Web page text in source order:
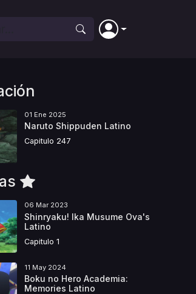
01 Ene 2025
Naruto Shippuden Latino
Capitulo 247
06 Mar 2023
Shinryaku! Ika Musume Ova's
Latino
Capitulo 1
11 May 2024
Boku no Hero Academia:
Memories Latino